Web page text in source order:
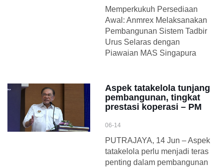
Memperkukuh Persediaan
Awal: Anmrex Melaksanakan
Pembangunan Sistem Tadbir
Urus Selaras dengan
Piawaian MAS Singapura
Aspek tatakelola tunjang
pembangunan, tingkat
prestasi koperasi – PM
06-14
PUTRAJAYA, 14 Jun – Aspek
tatakelola perlu menjadi teras
penting dalam pembangunan